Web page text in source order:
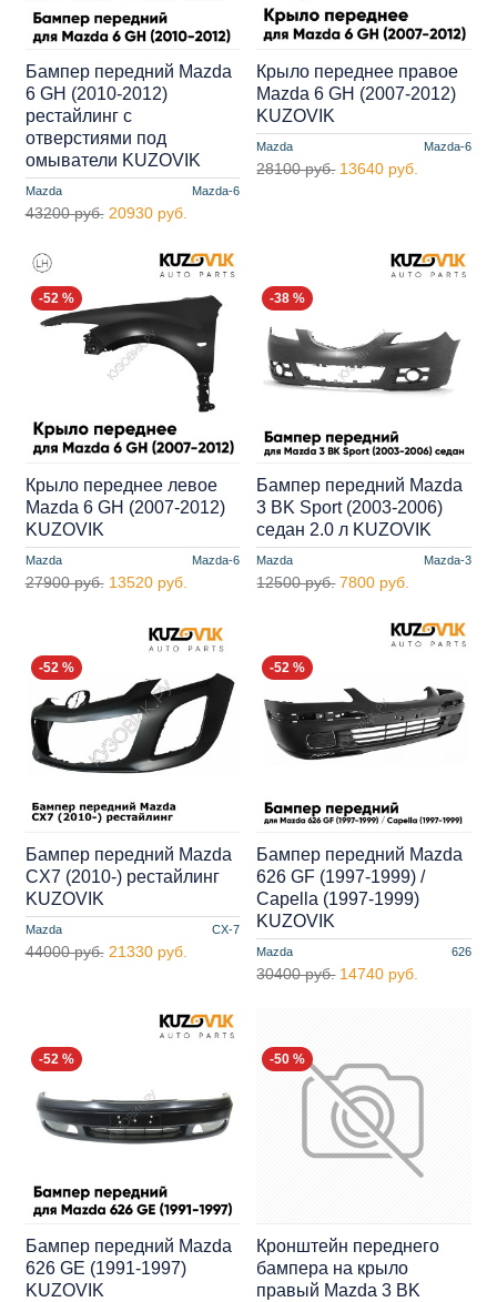
Mazda Mazda-6
Бампер передний Mazda
6 GH (2010-2012)
рестайлинг с
отверстиями под
омыватели KUZOVIK
43200 руб. 20930 руб.
Mazda Mazda-6
Крыло переднее правое
Mazda 6 GH (2007-2012)
KUZOVIK
28100 руб. 13640 руб.
-52 %
Mazda Mazda-6
Крыло переднее левое
Mazda 6 GH (2007-2012)
KUZOVIK
27900 руб. 13520 руб.
-38 %
Mazda Mazda-3
Бампер передний Mazda
3 BK Sport (2003-2006)
седан 2.0 л KUZOVIK
12500 руб. 7800 руб.
-52 %
Mazda CX-7
Бампер передний Mazda
CX7 (2010-) рестайлинг
KUZOVIK
44000 руб. 21330 руб.
-52 %
Mazda 626
Бампер передний Mazda
626 GF (1997-1999) /
Capella (1997-1999)
KUZOVIK
30400 руб. 14740 руб.
-52 %
Бампер передний Mazda
626 GE (1991-1997)
KUZOVIK
-50 %
Кронштейн переднего
бампера на крыло
правый Mazda 3 BK